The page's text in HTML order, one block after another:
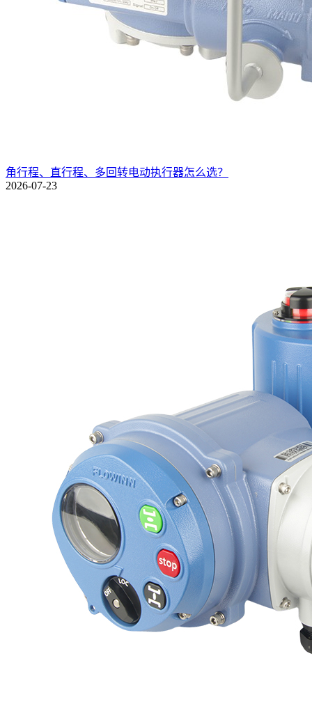
角行程、直行程、多回转电动执行器怎么选？
2026-07-23